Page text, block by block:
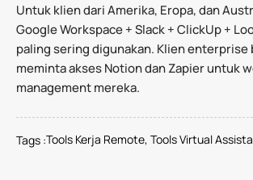
Untuk klien dari Amerika, Eropa, dan
Google Workspace + Slack + ClickUp +
paling sering digunakan. Klien enterprise
meminta akses Notion dan Zapier untuk
management mereka.
Tags :Tools Kerja Remote, Tools Virtual